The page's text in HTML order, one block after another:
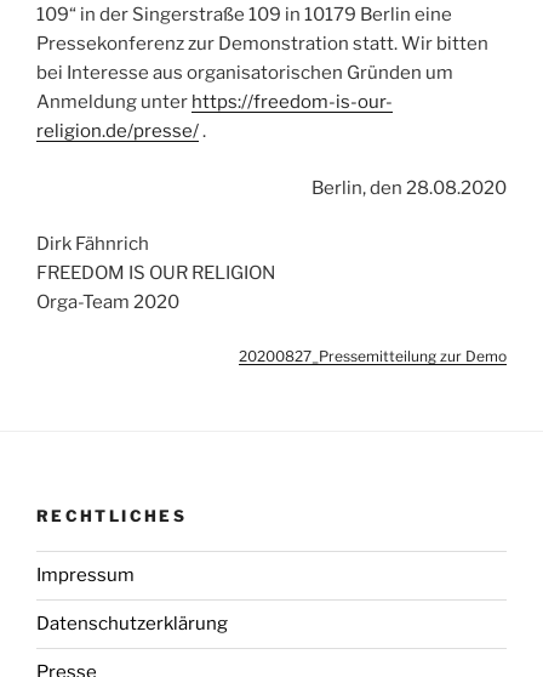
109“ in der Singerstraße 109 in 10179 Berlin eine
Pressekonferenz zur Demonstration statt. Wir bitten
bei Interesse aus organisatorischen Gründen um
Anmeldung unter https://freedom-is-our-
religion.de/presse/.
Berlin, den 28.08.2020
Dirk Fähnrich
FREEDOM IS OUR RELIGION
Orga-Team 2020
20200827_Pressemitteilung zur Demo
RECHTLICHES
Impressum
Datenschutzerklärung
Presse